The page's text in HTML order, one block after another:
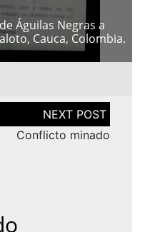
Águilas Negras a
Cauca, Colombia.
Conflicto minado